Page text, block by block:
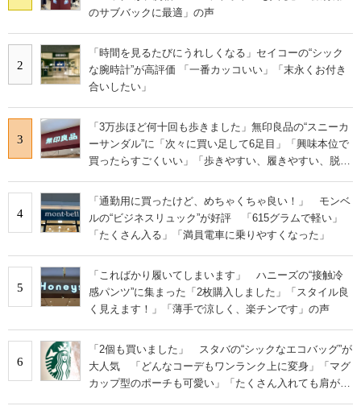
のサブバックに最適」の声
2
「時間を見るたびにうれしくなる」セイコーの“シック
な腕時計”が高評価 「一番カッコいい」「末永くお付き
合いしたい」
3
「3万歩ほど何十回も歩きました」無印良品の“スニーカ
ーサンダル”に「次々に買い足して6足目」「興味本位で
買ったらすごくいい」「歩きやすい、履きやすい、脱ぎ
4
「通勤用に買ったけど、めちゃくちゃ良い！」 モンベ
ルの“ビジネスリュック”が好評 「615グラムで軽い」
「たくさん入る」「満員電車に乗りやすくなった」
5
「こればかり履いてしまいます」 ハニーズの“接触冷
感パンツ”に集まった「2枚購入しました」「スタイル良
く見えます！」「薄手で涼しく、楽チンです」の声
6
「2個も買いました」 スタバの“シックなエコバッグ”が
大人気 「どんなコーデもワンランク上に変身」「マグ
カップ型のポーチも可愛い」「たくさん入れても肩が痛